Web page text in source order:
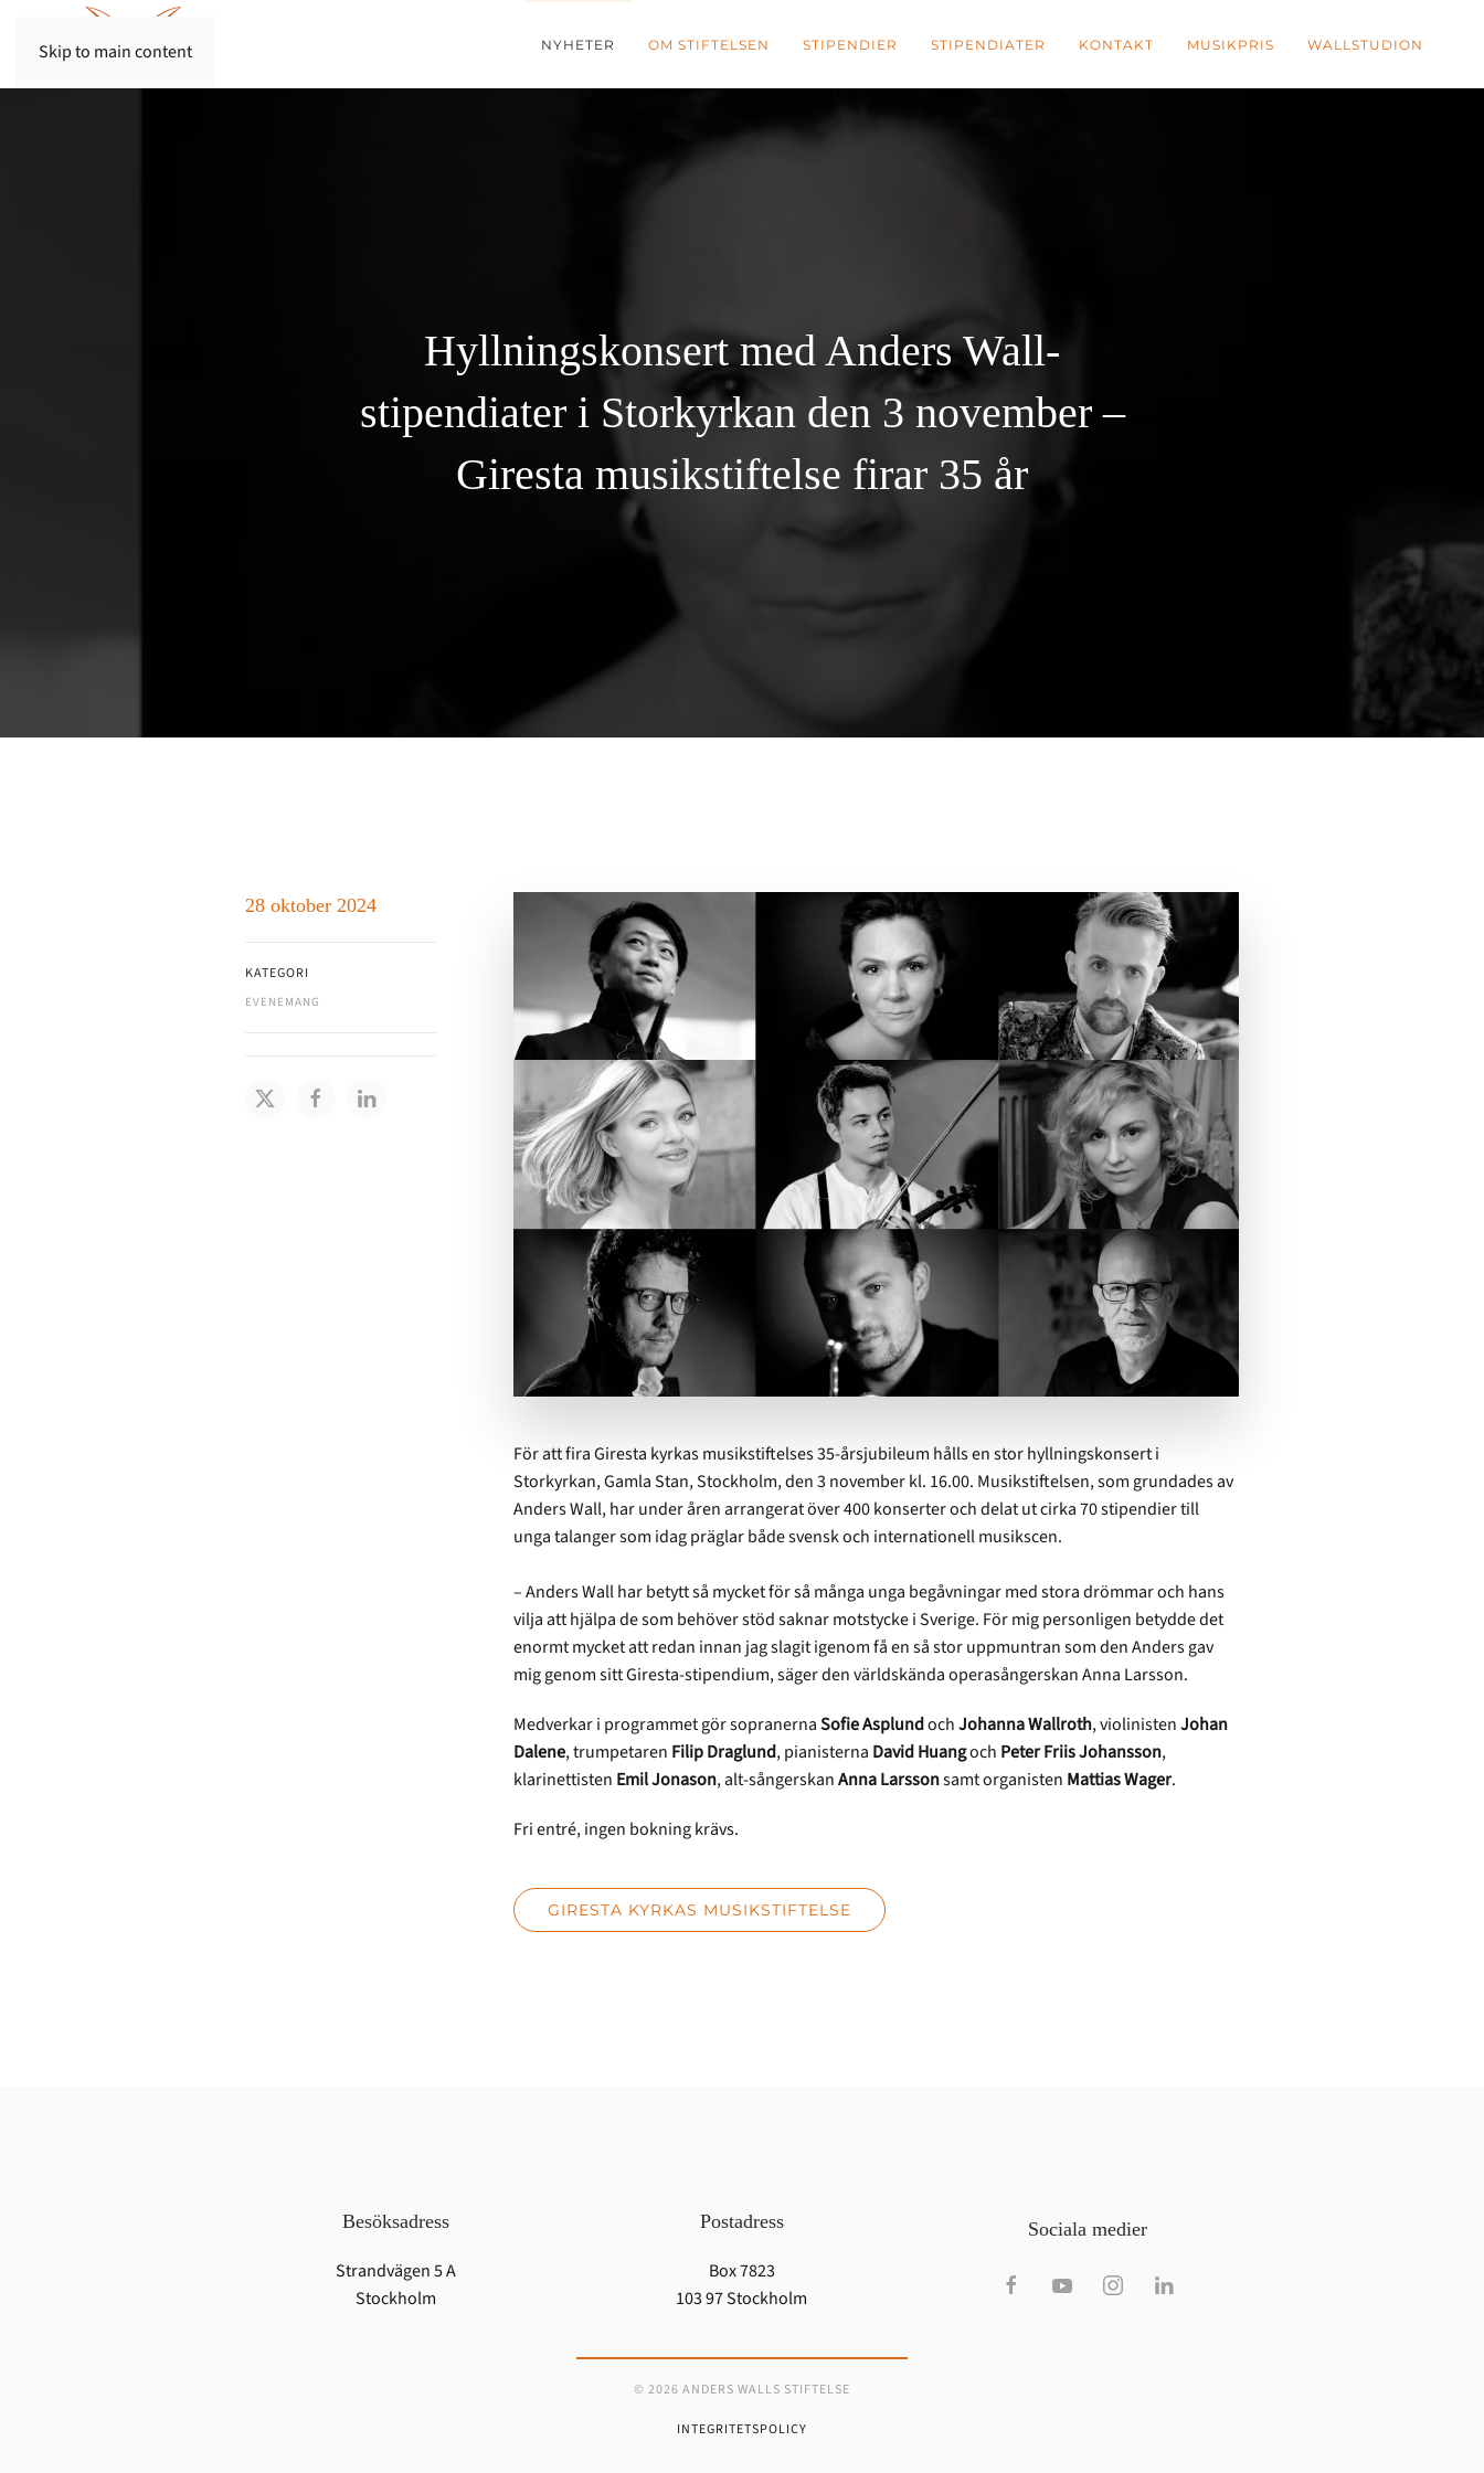
Skip to main content NYHETER OM STIFTELSEN STIPENDIER STIPENDIATER KONTAKT MUSIKPRIS WALLSTUDION
Hyllningskonsert med Anders Wall-
stipendiater i Storkyrkan den 3 november –
Giresta musikstiftelse firar 35 år
För att fira Giresta kyrkas musikstiftelses 35-årsjubileum hålls en stor hyllningskonsert i
Storkyrkan, Gamla Stan, Stockholm, den 3 november kl. 16.00. Musikstiftelsen, som grundades av
Anders Wall, har under åren arrangerat över 400 konserter och delat ut cirka 70 stipendier till
unga talanger som idag präglar både svensk och internationell musikscen.
– Anders Wall har betytt så mycket för så många unga begåvningar med stora drömmar och hans
vilja att hjälpa de som behöver stöd saknar motstycke i Sverige. För mig personligen betydde det
enormt mycket att redan innan jag slagit igenom få en så stor uppmuntran som den Anders gav
mig genom sitt Giresta-stipendium, säger den världskända operasångerskan Anna Larsson.
Medverkar i programmet gör sopranernaSofie AsplundochJohanna Wallroth, violinistenJohan
Dalene, trumpetaren Filip Draglund, pianisterna David Huangoch Peter Friis Johansson,
klarinettisten Emil Jonason, alt-sångerskanAnna Larssonsamt organisten Mattias Wager.
Fri entré, ingen bokning krävs.
GIRESTA KYRKAS MUSIKSTIFTELSE
28 oktober 2024
KATEGORI
EVENEMANG
Besöksadress
Strandvägen 5 A
Stockholm
Postadress
Box 7823
103 97 Stockholm
Sociala medier
© 2026 ANDERS WALLS STIFTELSE
INTEGRITETSPOLICY